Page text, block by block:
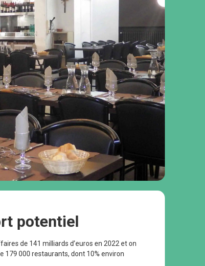
potentiel
de 141 milliards d’euros en 2022 et on
179 000 restaurants, dont 10% environ